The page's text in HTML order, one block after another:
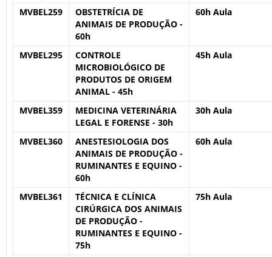
MVBEL259
OBSTETRÍCIA DE
ANIMAIS DE PRODUÇÃO -
60h
60h Aula
MVBEL295
CONTROLE
MICROBIOLÓGICO DE
PRODUTOS DE ORIGEM
ANIMAL - 45h
45h Aula
MVBEL359
MEDICINA VETERINÁRIA
LEGAL E FORENSE - 30h
30h Aula
MVBEL360
ANESTESIOLOGIA DOS
ANIMAIS DE PRODUÇÃO -
RUMINANTES E EQUINO -
60h
60h Aula
MVBEL361
TÉCNICA E CLÍNICA
CIRÚRGICA DOS ANIMAIS
DE PRODUÇÃO -
RUMINANTES E EQUINO -
75h
75h Aula